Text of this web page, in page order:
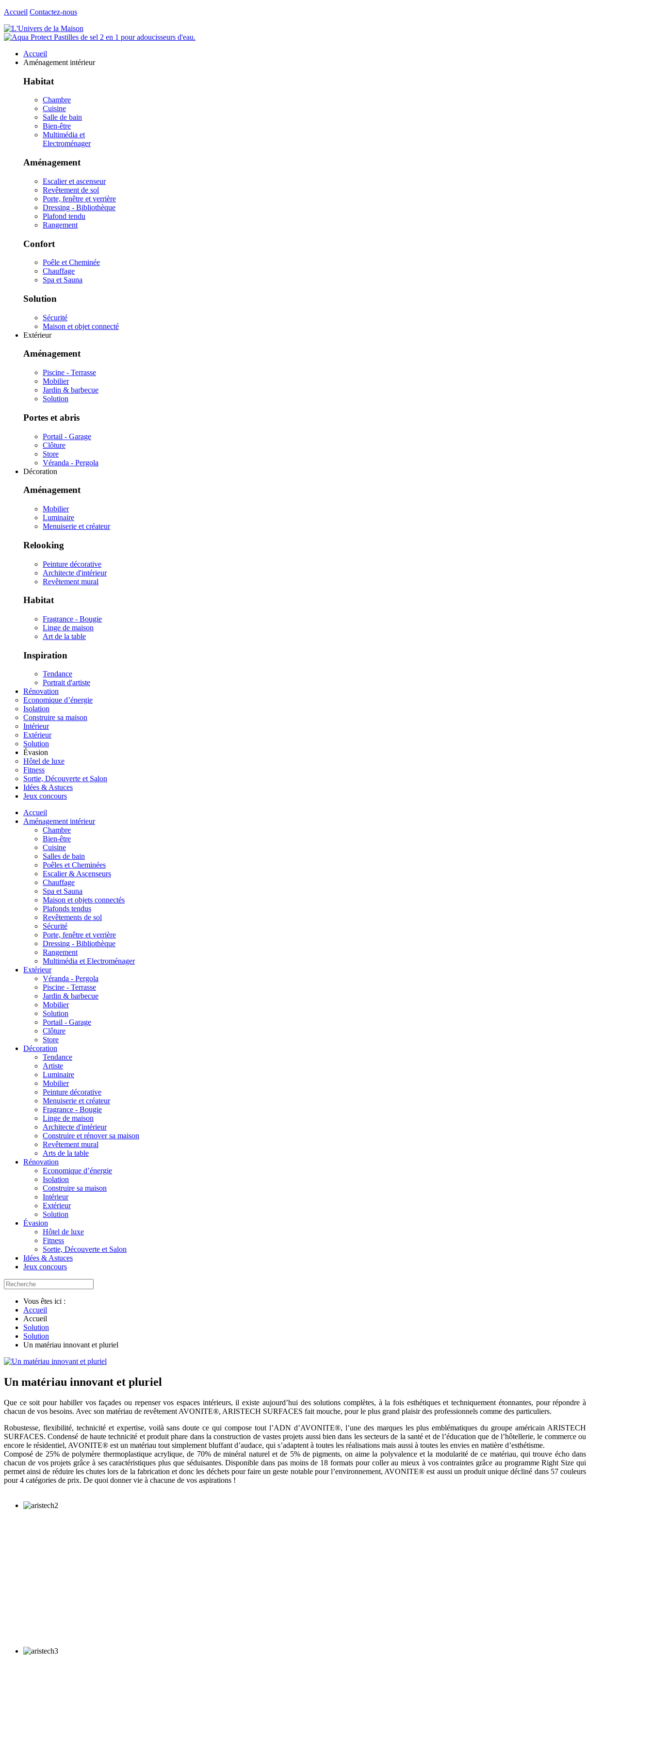
Accueil Contactez-nous
Accueil
Aménagement intérieur
Habitat
Chambre
Cuisine
Salle de bain
Bien-être
Multimédia et
Electroménager
Aménagement
Escalier et ascenseur
Revêtement de sol
Porte, fenêtre et verrière
Dressing - Bibliothèque
Plafond tendu
Rangement
Confort
Poêle et Cheminée
Chauffage
Spa et Sauna
Solution
Sécurité
Maison et objet connecté
Extérieur
Aménagement
Piscine - Terrasse
Mobilier
Jardin & barbecue
Solution
Portes et abris
Portail - Garage
Clôture
Store
Véranda - Pergola
Décoration
Aménagement
Mobilier
Luminaire
Menuiserie et créateur
Relooking
Peinture décorative
Architecte d'intérieur
Revêtement mural
Habitat
Fragrance - Bougie
Linge de maison
Art de la table
Inspiration
Tendance
Portrait d'artiste
Rénovation
Economique d’énergie
Isolation
Construire sa maison
Intérieur
Extérieur
Solution
Évasion
Hôtel de luxe
Fitness
Sortie, Découverte et Salon
Idées & Astuces
Jeux concours
Accueil
Aménagement intérieur
Chambre
Bien-être
Cuisine
Salles de bain
Poêles et Cheminées
Escalier & Ascenseurs
Chauffage
Spa et Sauna
Maison et objets connectés
Plafonds tendus
Revêtements de sol
Sécurité
Porte, fenêtre et verrière
Dressing - Bibliothèque
Rangement
Multimédia et Electroménager
Extérieur
Véranda - Pergola
Piscine - Terrasse
Jardin & barbecue
Mobilier
Solution
Portail - Garage
Clôture
Store
Décoration
Tendance
Artiste
Luminaire
Mobilier
Peinture décorative
Menuiserie et créateur
Fragrance - Bougie
Linge de maison
Architecte d'intérieur
Construire et rénover sa maison
Revêtement mural
Arts de la table
Rénovation
Economique d’énergie
Isolation
Construire sa maison
Intérieur
Extérieur
Solution
Évasion
Hôtel de luxe
Fitness
Sortie, Découverte et Salon
Idées & Astuces
Jeux concours
Vous êtes ici :
Accueil
Accueil
Solution
Solution
Un matériau innovant et pluriel
Un matériau innovant et pluriel
Que ce soit pour habiller vos façades ou repenser vos espaces intérieurs, il existe aujourd’hui des solutions complètes, à la fois esthétiques et techniquement étonnantes, pour répondre à
chacun de vos besoins. Avec son matériau de revêtement AVONITE®, ARISTECH SURFACES fait mouche, pour le plus grand plaisir des professionnels comme des particuliers.
Robustesse, flexibilité, technicité et expertise, voilà sans doute ce qui compose tout l’ADN d’AVONITE®, l’une des marques les plus emblématiques du groupe américain ARISTECH
SURFACES. Condensé de haute technicité et produit phare dans la construction de vastes projets aussi bien dans les secteurs de la santé et de l’éducation que de l’hôtellerie, le commerce ou
encore le résidentiel, AVONITE® est un matériau tout simplement bluffant d’audace, qui s’adaptent à toutes les réalisations mais aussi à toutes les envies en matière d’esthétisme.
Composé de 25% de polymère thermoplastique acrylique, de 70% de minéral naturel et de 5% de pigments, on aime la polyvalence et la modularité de ce matériau, qui trouve écho dans
chacun de vos projets grâce à ses caractéristiques plus que séduisantes. Disponible dans pas moins de 18 formats pour coller au mieux à vos contraintes grâce au programme Right Size qui
permet ainsi de réduire les chutes lors de la fabrication et donc les déchets pour faire un geste notable pour l’environnement, AVONITE® est aussi un produit unique décliné dans 57 couleurs
pour 4 catégories de prix. De quoi donner vie à chacune de vos aspirations !